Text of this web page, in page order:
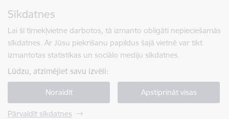
Sīkdatnes
Lai šī tīmekļvietne darbotos, tā izmanto obligāti nepieciešamās
sīkdatnes. Ar Jūsu piekrišanu papildus šajā vietnē var tikt
izmantotas statistikas un sociālo mediju sīkdatnes.
Lūdzu, atzīmējiet savu izvēli:
Noraidīt Apstiprināt visas
Pārvaldīt sīkdatnes